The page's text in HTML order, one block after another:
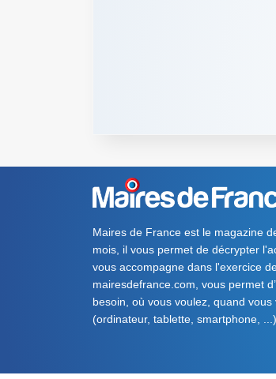
Maires de France est le magazine
mois, il vous permet de décrypter
vous accompagne dans l'exercice
mairesdefrance.com, vous permet
besoin, où vous voulez, quand
(ordinateur, tablette, smartphone, ...).